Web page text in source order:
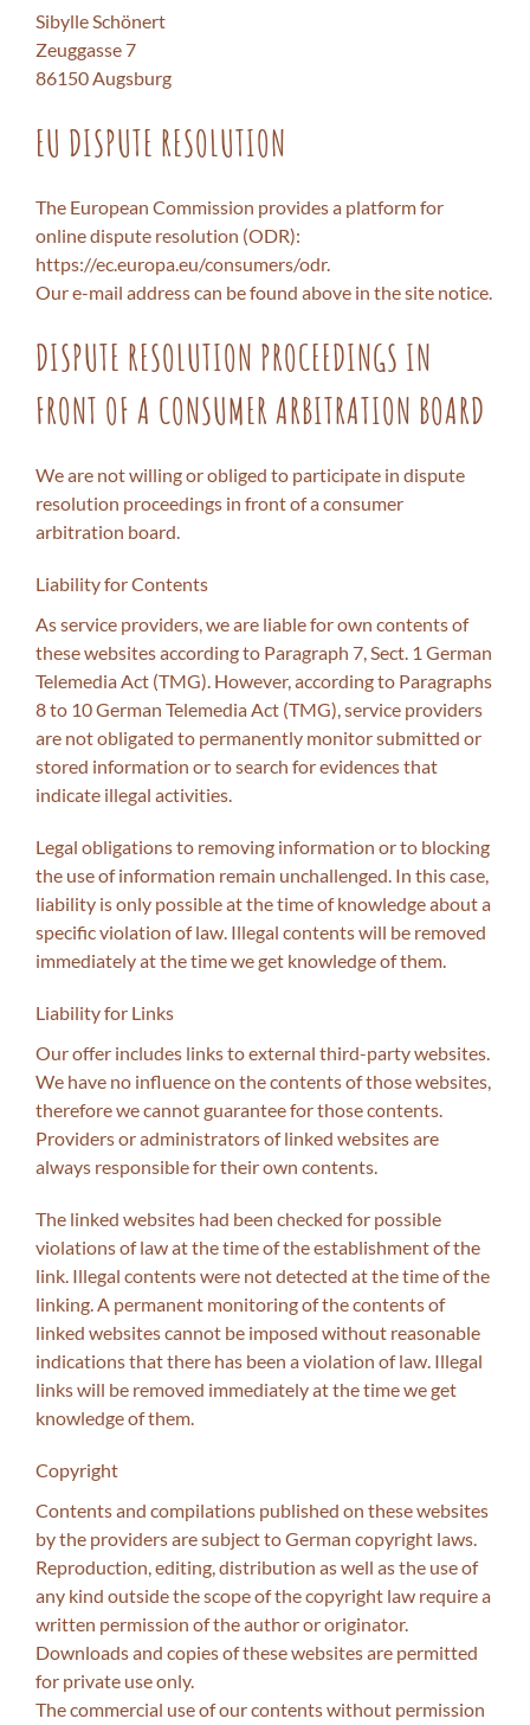
Sibylle Schönert
Zeuggasse 7
86150 Augsburg
EU DISPUTE RESOLUTION
The European Commission provides a platform for
online dispute resolution (ODR):
https://ec.europa.eu/consumers/odr.
Our e-mail address can be found above in the site notice.
DISPUTE RESOLUTION PROCEEDINGS IN
FRONT OF A CONSUMER ARBITRATION BOARD
We are not willing or obliged to participate in dispute
resolution proceedings in front of a consumer
arbitration board.
Liability for Contents
As service providers, we are liable for own contents of
these websites according to Paragraph 7, Sect. 1 German
Telemedia Act (TMG). However, according to Paragraphs
8 to 10 German Telemedia Act (TMG), service providers
are not obligated to permanently monitor submitted or
stored information or to search for evidences that
indicate illegal activities.
Legal obligations to removing information or to blocking
the use of information remain unchallenged. In this case,
liability is only possible at the time of knowledge about a
specific violation of law. Illegal contents will be removed
immediately at the time we get knowledge of them.
Liability for Links
Our offer includes links to external third-party websites.
We have no influence on the contents of those websites,
therefore we cannot guarantee for those contents.
Providers or administrators of linked websites are
always responsible for their own contents.
The linked websites had been checked for possible
violations of law at the time of the establishment of the
link. Illegal contents were not detected at the time of the
linking. A permanent monitoring of the contents of
linked websites cannot be imposed without reasonable
indications that there has been a violation of law. Illegal
links will be removed immediately at the time we get
knowledge of them.
Copyright
Contents and compilations published on these websites
by the providers are subject to German copyright laws.
Reproduction, editing, distribution as well as the use of
any kind outside the scope of the copyright law require a
written permission of the author or originator.
Downloads and copies of these websites are permitted
for private use only.
The commercial use of our contents without permission